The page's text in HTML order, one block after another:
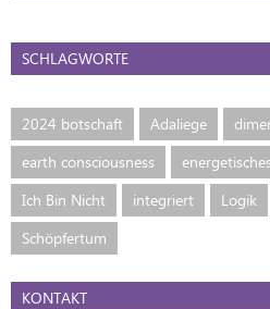
SCHLAGWORTE
2024 botschaft Adaliege
earth consciousness
Ich Bin Nicht
integriert Logik
Schöpfertum
KONTAKT